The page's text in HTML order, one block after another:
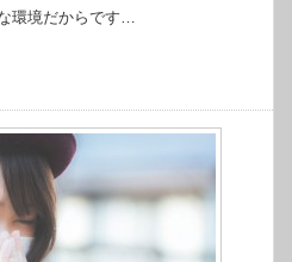
環境だからです…